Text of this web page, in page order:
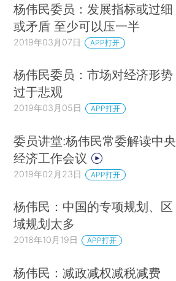
杨伟民委员：发展指标或过细
或矛盾 至少可以压一半
2019年03月07日 APP打开
杨伟民委员：市场对经济形势
过于悲观
2019年03月05日 APP打开
委员讲堂:杨伟民常委解读中央
经济工作会议
2019年02月23日 APP打开
杨伟民：中国的专项规划、区
域规划太多
2018年10月19日 APP打开
杨伟民：减政减权减税减费